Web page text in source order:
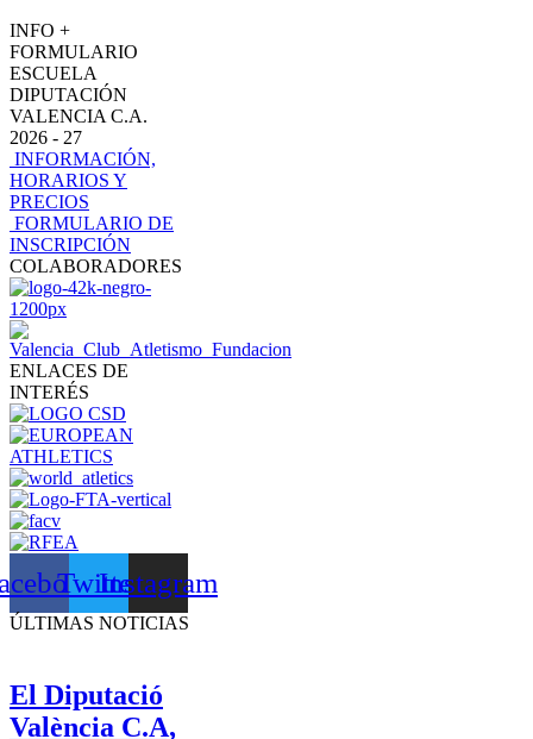
INFO +
FORMULARIO
ESCUELA
DIPUTACIÓN
VALENCIA C.A.
2026 - 27
INFORMACIÓN,
HORARIOS Y
PRECIOS
FORMULARIO DE
INSCRIPCIÓN
COLABORADORES
ENLACES DE
INTERÉS
TwitterInstagram
ÚLTIMAS NOTICIAS
El Diputació
València C.A,